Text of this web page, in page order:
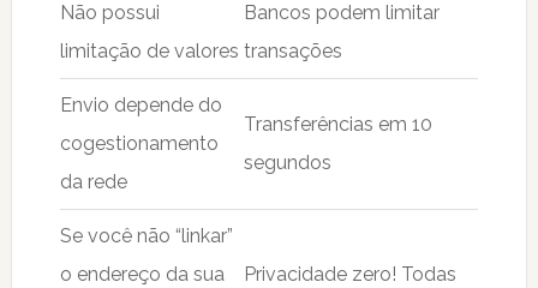
Não possui
limitação de valores
Bancos podem limitar
transações
Envio depende do
cogestionamento
da rede
Transferências em 10
segundos
Se você não “linkar”
o endereço da sua
Privacidade zero! Todas